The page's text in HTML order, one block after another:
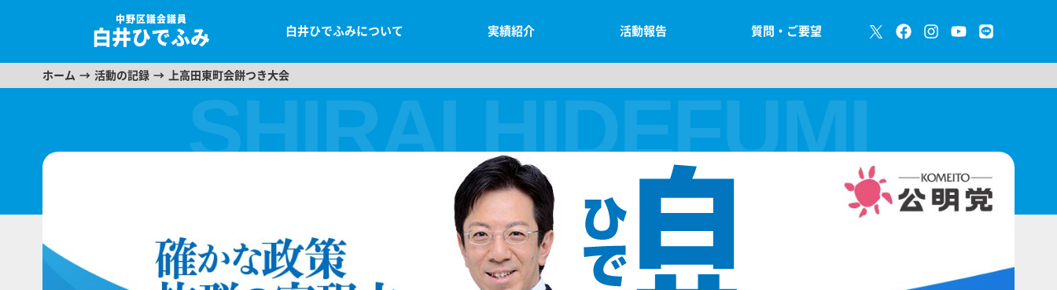
中野区議会議員
白井ひでふみ 白井ひでふみについて 実績紹介 活動報告 質問・ご要望
ホーム 活動の記録 上高田東町会餅つき大会